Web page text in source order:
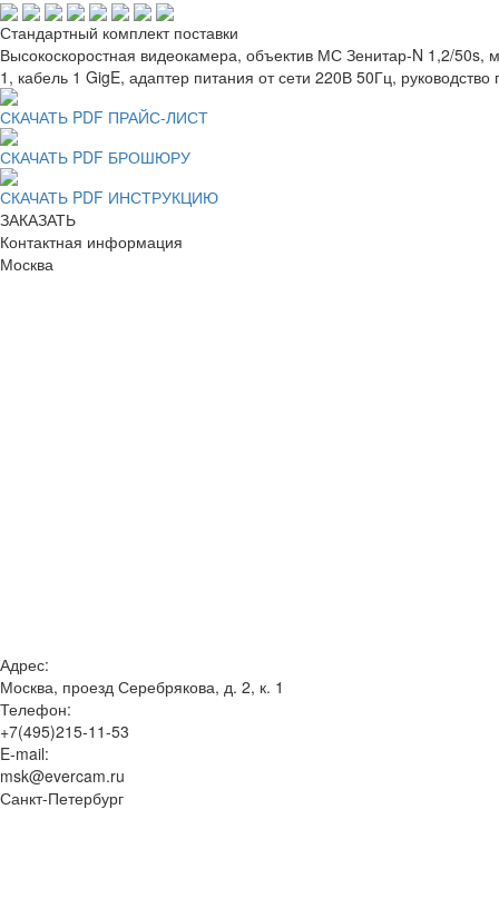
Стандартный комплект поставки
Высокоскоростная видеокамера, объектив МС Зенитар-N 1,2/
1, кабель 1 GigE, адаптер питания от сети 220В 50Гц,
СКАЧАТЬ PDF ПРАЙС-ЛИСТ
СКАЧАТЬ PDF БРОШЮРУ
СКАЧАТЬ PDF ИНСТРУКЦИЮ
ЗАКАЗАТЬ
Контактная информация
Москва
Адрес:
Москва, проезд Серебрякова, д. 2, к. 1
Телефон:
+7(495)215-11-53
E-mail:
msk@evercam.ru
Санкт-Петербург